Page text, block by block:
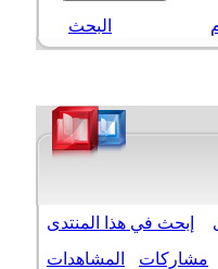
البحث
إبحث في هذا المنتدى
مشاركات المشاهدات